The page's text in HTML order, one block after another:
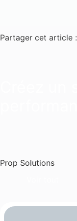
Partager cet article :
Prop Solutions